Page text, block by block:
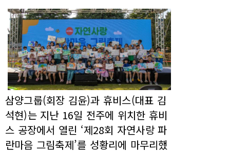
삼양그룹(회장 김윤)과 휴비스(대표 김
석현)는 지난 16일 전주에 위치한 휴비
스 공장에서 열린 ‘제28회 자연사랑 파
란마음 그림축제’를 성황리에 마무리했